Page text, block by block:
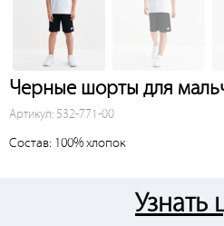
Черные шорты для
Артикул: 532-771-00
Состав: 100% хлопок
Узнать